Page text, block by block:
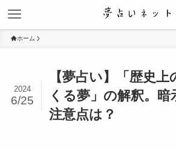
ホーム
【夢占い】「歴史
くる夢」の解釈。
注意点は？
2024
6/25